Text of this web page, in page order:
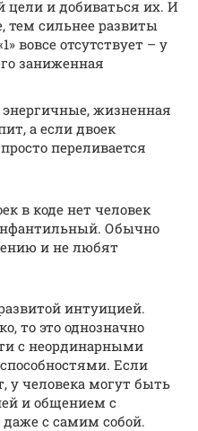
цели и добиваться их. И
сильнее развиты
вовсе отсутствует – у
заниженная
жизненная
а если двоек
переливается
в коде нет человек
Обычно
и не любят
интуицией.
то это однозначно
с неординарными
Если
у человека могут быть
и общением с
с самим собой.